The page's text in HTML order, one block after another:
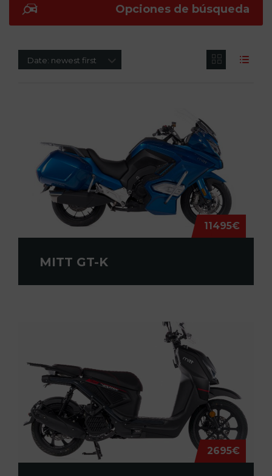
Opciones de búsqueda
Date: newest first
11495€
MITT GT-K
2695€